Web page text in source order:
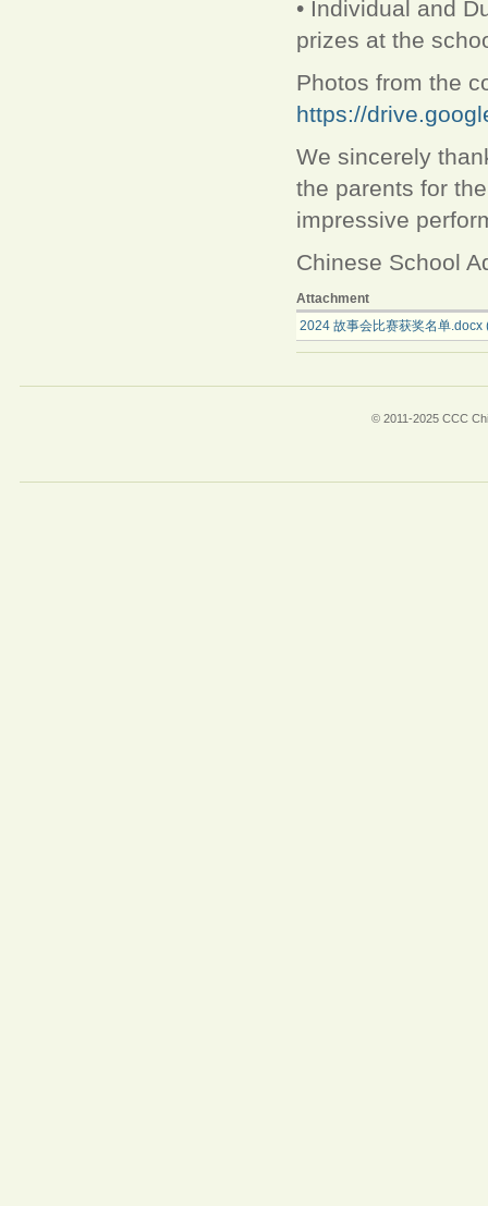
• Individual and
prizes at the
Photos from the
https://
We sincerely
the parents for
impressive
Chinese School
Attachment
2024 故事会比赛获奖名单.docx
© 2011-2025 CCC